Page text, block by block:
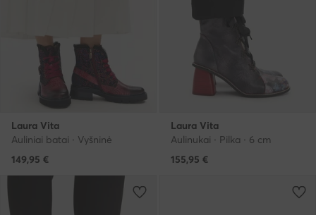
Laura Vita
Auliniai batai · Vyšninė
149,95 €
Laura Vita
Aulinukai · Pilka · 6 cm
155,95 €